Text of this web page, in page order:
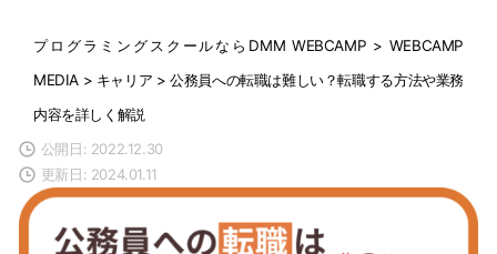
プログラミングスクールならDMM WEBCAMP > WEBCAMP
MEDIA > キャリア >公務員への転職は難しい？転職する方法や業務
内容を詳しく解説
公開日: 2022.12.30
更新日: 2024.01.11